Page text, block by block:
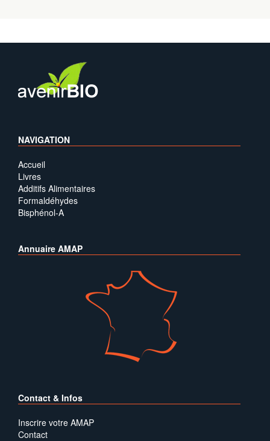
NAVIGATION
Accueil
Livres
Additifs Alimentaires
Formaldéhydes
Bisphénol-A
Annuaire AMAP
Contact & Infos
Inscrire votre AMAP
Contact